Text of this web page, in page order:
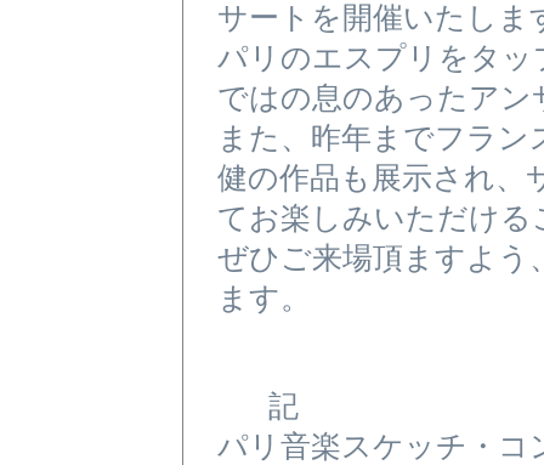
サートを開催いたしま
パリのエスプリをタッ
ではの息のあったア
また、昨年までフラン
健の作品も展示され、
てお楽しみいただける
ぜひご来場頂ますよう
ます。
記
パリ音楽スケッチ・コ